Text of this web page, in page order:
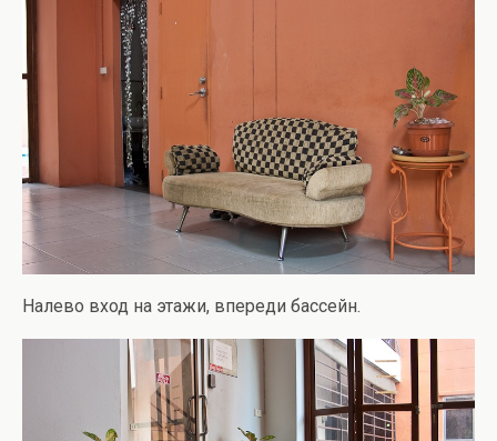
Налево вход на этажи, впереди бассейн.